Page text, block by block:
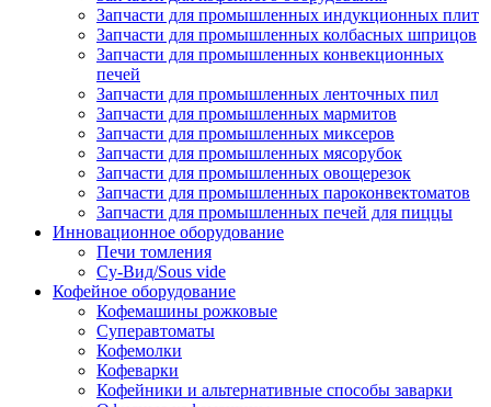
Запчасти для промышленных индукционных плит
Запчасти для промышленных колбасных шприцов
Запчасти для промышленных конвекционных
печей
Запчасти для промышленных ленточных пил
Запчасти для промышленных мармитов
Запчасти для промышленных миксеров
Запчасти для промышленных мясорубок
Запчасти для промышленных овощерезок
Запчасти для промышленных пароконвектоматов
Запчасти для промышленных печей для пиццы
Инновационное оборудование
Печи томления
Су-Вид/Sous vide
Кофейное оборудование
Кофемашины рожковые
Суперавтоматы
Кофемолки
Кофеварки
Кофейники и альтернативные способы заварки